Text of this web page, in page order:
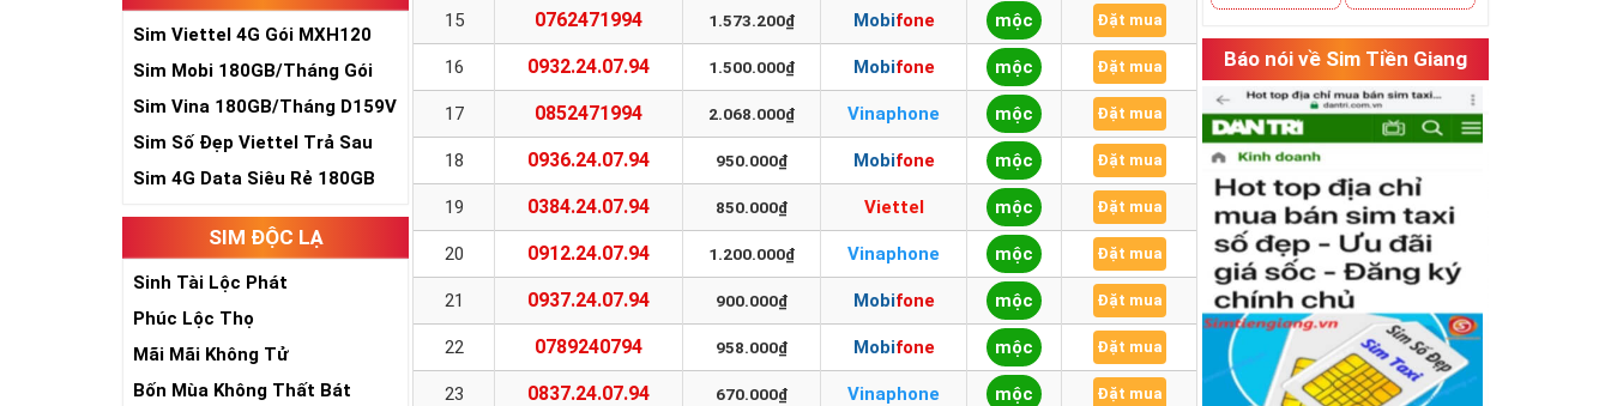
Sim Viettel 4G Gói MXH120
Siêu Rẻ
Sim Mobi 180GB/Tháng Gói
TK159
Sim Vina 180GB/Tháng D159V
Sim Số Đẹp Viettel Trả Sau
Sim 4G Data Siêu Rẻ 180GB
SIM ĐỘC LẠ
Sinh Tài Lộc Phát
Phúc Lộc Thọ
Mãi Mãi Không Tử
Bốn Mùa Không Thất Bát
15 0762471994 1.573.200₫ Mobifone mộc Đặt mua
16 0932.24.07.94 1.500.000₫ Mobifone mộc Đặt mua
17 0852471994 2.068.000₫ Vinaphone mộc Đặt mua
18 0936.24.07.94 950.000₫ Mobifone mộc Đặt mua
19 0384.24.07.94 850.000₫ Viettel mộc Đặt mua
20 0912.24.07.94 1.200.000₫ Vinaphone mộc Đặt mua
21 0937.24.07.94 900.000₫ Mobifone mộc Đặt mua
22 0789240794 958.000₫ Mobifone mộc Đặt mua
23 0837.24.07.94 670.000₫ Vinaphone mộc Đặt mua
Báo nói về Sim Tiền Giang